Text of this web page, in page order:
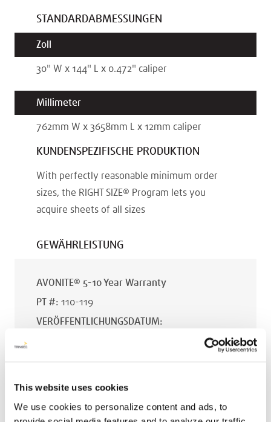
This website uses cookies
We use cookies to personalize content and ads, to
STANDARDABMESSUNGEN
Zoll
30" W x 144" L x 0.472" caliper
Millimeter
762mm W x 3658mm L x 12mm caliper
KUNDENSPEZIFISCHE PRODUKTION
With perfectly reasonable minimum order
sizes, the RIGHT SIZE® Program lets you
acquire sheets of all sizes
GEWÄHRLEISTUNG
AVONITE® 5-10 Year Warranty
PT #: 110-119
VERÖFFENTLICHUNGSDATUM:
AVONITE® 15 YEAR Warranty